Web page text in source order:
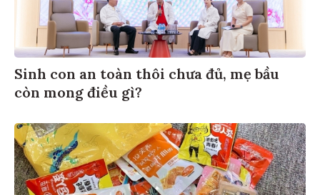
Sinh con an toàn thôi chưa đủ, mẹ bầu
còn mong điều gì?